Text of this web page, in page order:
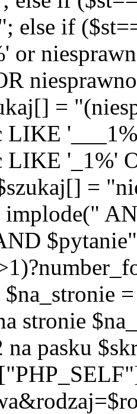
else if
or
=
LIKE
LIKE '_1%'
=
implode("
stronie
na pasku